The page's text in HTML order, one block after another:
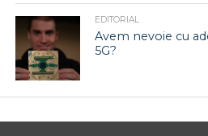
EDITORIAL
Avem nevoie cu
5G?